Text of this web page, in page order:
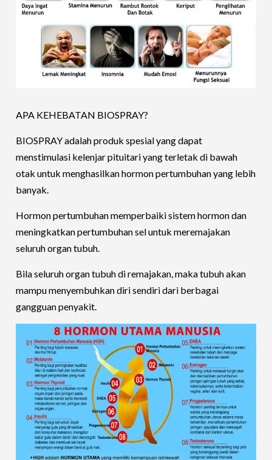
APA KEHEBATAN BIOSPRAY?
BIOSPRAY adalah produk spesial yang dapat
menstimulasi kelenjar pituitari yang terletak di bawah
otak untuk menghasilkan hormon pertumbuhan yang lebih
banyak.
Hormon pertumbuhan memperbaiki sistem hormon dan
meningkatkan pertumbuhan sel untuk meremajakan
seluruh organ tubuh.
Bila seluruh organ tubuh di remajakan, maka tubuh akan
mampu menyembuhkan diri sendiri dari berbagai
gangguan penyakit.